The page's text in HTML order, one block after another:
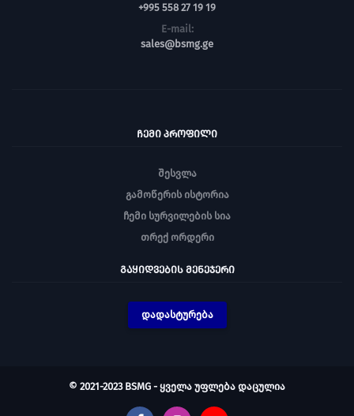
+995 558 27 19 19
E-mail:
sales@bsmg.ge
ᲩᲔᲛᲘ ᲞᲠᲝᲤᲘᲚᲘ
შესვლა
გამოწერის ისტორია
ჩემი სურვილების სია
თრექ ორდერი
ᲒᲐᲧᲘᲓᲕᲔᲑᲘᲡ ᲛᲔᲜᲔᲯᲔᲠᲘ
დადასტურება
© 2021-2023 BSMG - ყველა უფლება დაცულია